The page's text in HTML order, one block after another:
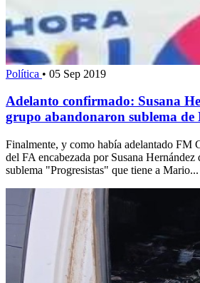
Política • 05 Sep 2019
Adelanto confirmado: Susana
grupo abandonaron sublema
Finalmente, y como había adelantado FM
del FA encabezada por Susana Hernández
sublema "Progresistas" que tiene a Mario...